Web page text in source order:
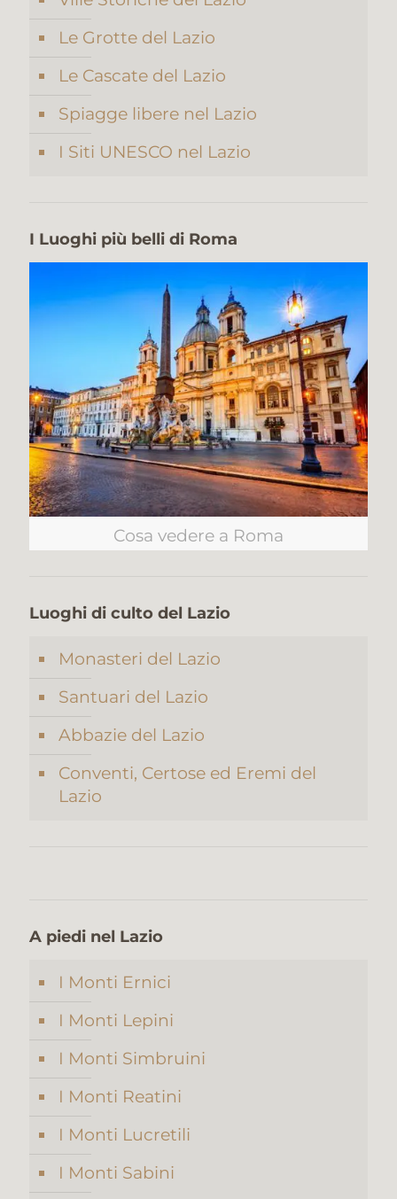
Le Grotte del Lazio
Le Cascate del Lazio
Spiagge libere nel Lazio
I Siti UNESCO nel Lazio
I Luoghi più belli di Roma
Cosa vedere a Roma
Luoghi di culto del Lazio
Monasteri del Lazio
Santuari del Lazio
Abbazie del Lazio
Conventi, Certose ed Eremi del
Lazio
A piedi nel Lazio
I Monti Ernici
I Monti Lepini
I Monti Simbruini
I Monti Reatini
I Monti Lucretili
I Monti Sabini